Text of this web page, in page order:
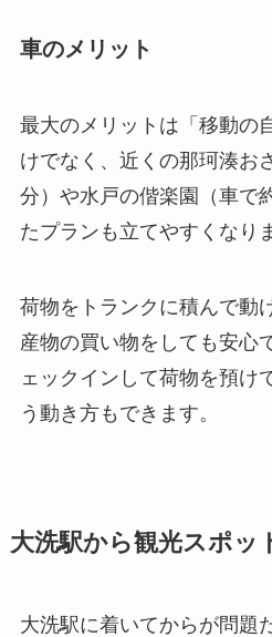
車のメリット
最大のメリットは「移動の
けでなく、近くの那珂湊お
分）や水戸の偕楽園（車で
たプランも立てやすくなり
荷物をトランクに積んで動
産物の買い物をしても安心
ェックインして荷物を預け
う動き方もできます。
大洗駅から観光スポッ
大洗駅に着いてからが問題